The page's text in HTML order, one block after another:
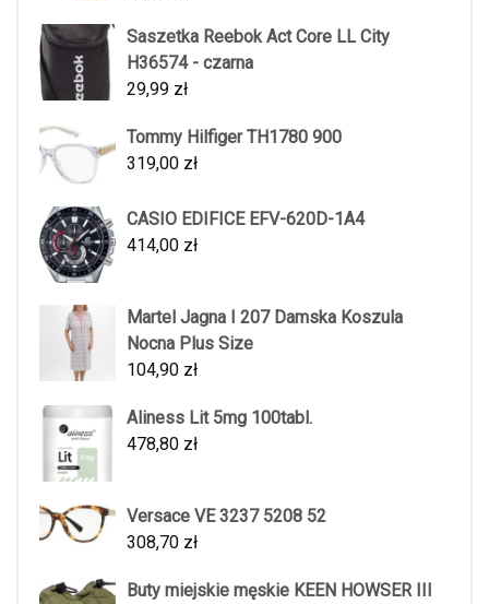
Saszetka Reebok Act Core LL City
H36574 - czarna
29,99 zł
Tommy Hilfiger TH1780 900
319,00 zł
CASIO EDIFICE EFV-620D-1A4
414,00 zł
Martel Jagna I 207 Damska Koszula
Nocna Plus Size
104,90 zł
Aliness Lit 5mg 100tabl.
478,80 zł
Versace VE 3237 5208 52
308,70 zł
Buty miejskie męskie KEEN HOWSER III